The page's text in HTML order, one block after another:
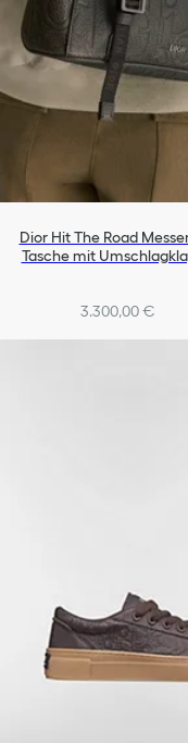
Dior Hit The Road
Tasche mit
3.300,00 €